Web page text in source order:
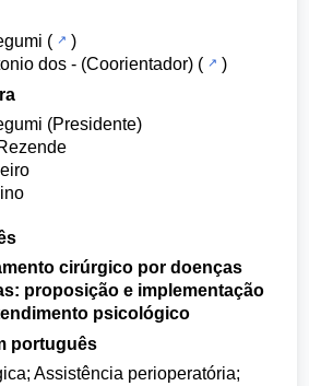
(
)
dos - (Coorientador) (
)
(Presidente)
cirúrgico por doenças
proposição e implementação
psicológico
português
Assistência perioperatória;